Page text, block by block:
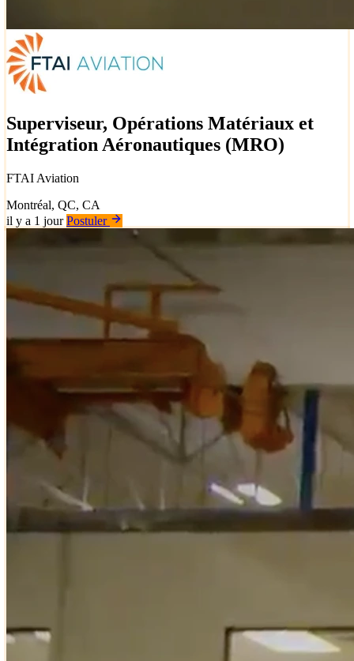
Superviseur, Opérations Matériaux et
Intégration Aéronautiques (MRO)
FTAI Aviation
Montréal, QC, CA
il y a 1 jour Postuler